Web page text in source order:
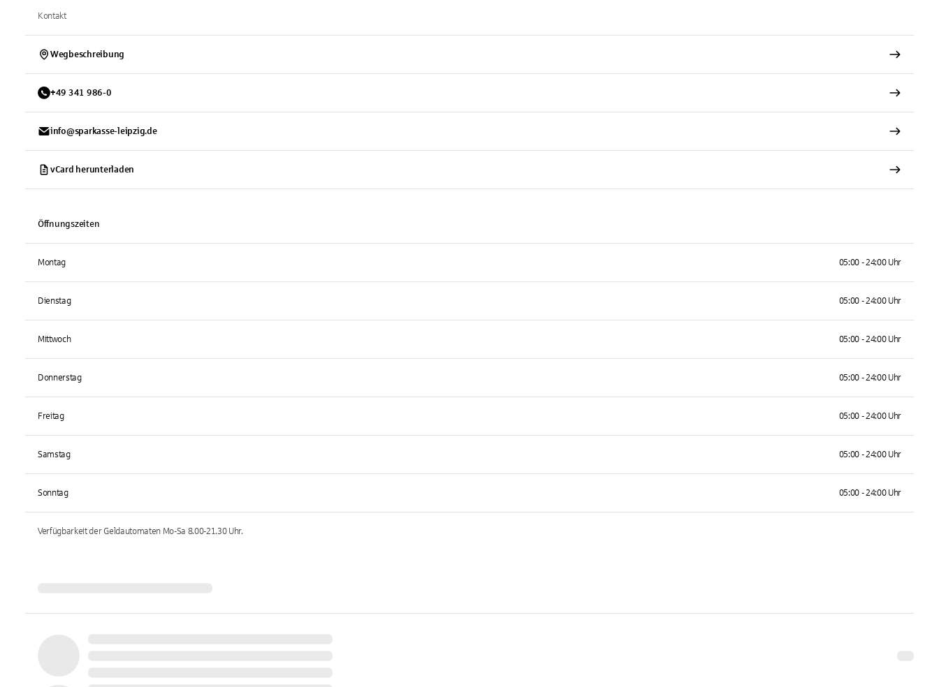
Kontakt
Wegbeschreibung
+49 341 986-0
info@sparkasse-leipzig.de
vCard herunterladen
Öffnungszeiten
Montag 05:00 - 24:00 Uhr
Dienstag 05:00 - 24:00 Uhr
Mittwoch 05:00 - 24:00 Uhr
Donnerstag 05:00 - 24:00 Uhr
Freitag 05:00 - 24:00 Uhr
Samstag 05:00 - 24:00 Uhr
Sonntag 05:00 - 24:00 Uhr
Verfügbarkeit der Geldautomaten Mo-Sa 8.00-21.30Uhr.